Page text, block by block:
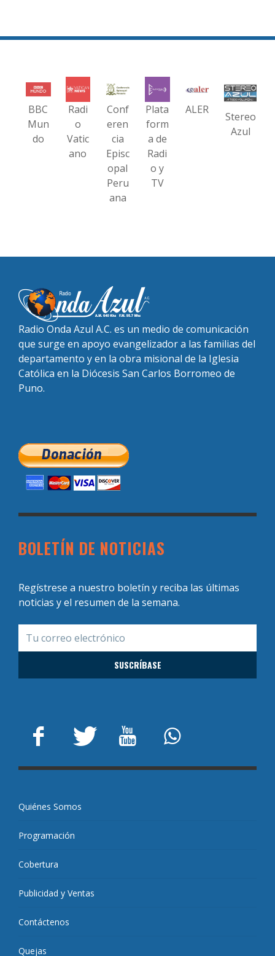
BBC
Mun
do
Radi
o
Vatic
ano
Conf
eren
cia
Episc
opal
Peru
ana
Plata
form
a de
Radi
o y
TV
ALER
Stereo
Azul
Radio Onda Azul A.C. es un medio de comunicación
que surge en apoyo evangelizador a las familias del
departamento y en la obra misional de la Iglesia
Católica en la Diócesis San Carlos Borromeo de
Puno.
BOLETÍN DE NOTICIAS
Regístrese a nuestro boletín y reciba las últimas
noticias y el resumen de la semana.
Quiénes Somos
Programación
Cobertura
Publicidad y Ventas
Contáctenos
Quejas